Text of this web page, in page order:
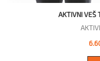
AKTIVNI VEŠ